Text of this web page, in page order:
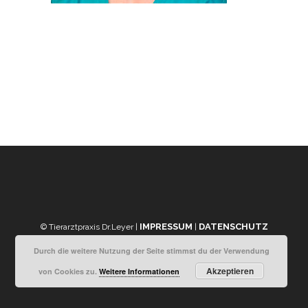
© Tierarztpraxis Dr.Leyer | IMPRESSUM DATENSCHUTZ
Durch die weitere Nutzung der Seite stimmst du der Verwendung
von Cookies zu.Weitere Informationen Akzeptieren